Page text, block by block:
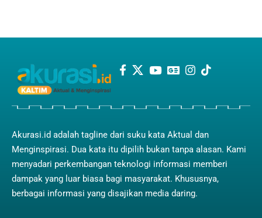
Akurasi.id adalah tagline dari suku kata Aktual dan
Menginspirasi. Dua kata itu dipilih bukan tanpa alasan. Kami
menyadari perkembangan teknologi informasi memberi
dampak yang luar biasa bagi masyarakat. Khususnya,
berbagai informasi yang disajikan media daring.